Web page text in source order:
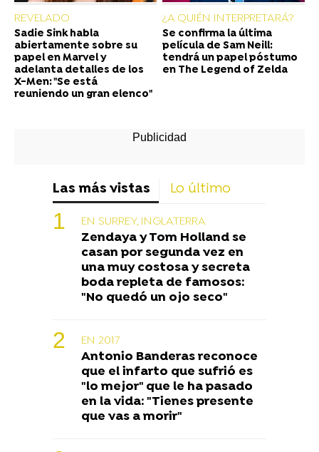
REVELADO
Sadie Sink habla
abiertamente sobre su
papel en Marvel y
adelanta detalles de los
X-Men: "Se está
reuniendo un gran elenco"
¿A QUIÉN INTERPRETARÁ?
Se confirma la última
película de Sam Neill:
tendrá un papel póstumo
en The Legend of Zelda
Las más vistas Lo último
EN SURREY, INGLATERRA
Zendaya y Tom Holland se
casan por segunda vez en
una muy costosa y secreta
boda repleta de famosos:
"No quedó un ojo seco"
EN 2017
Antonio Banderas reconoce
que el infarto que sufrió es
"lo mejor" que le ha pasado
en la vida: "Tienes presente
que vas a morir"